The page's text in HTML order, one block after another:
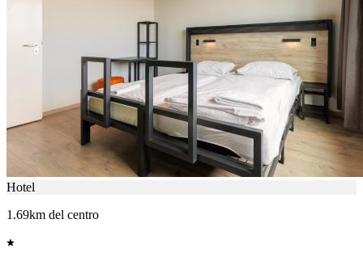
Hotel
1.69km del centro